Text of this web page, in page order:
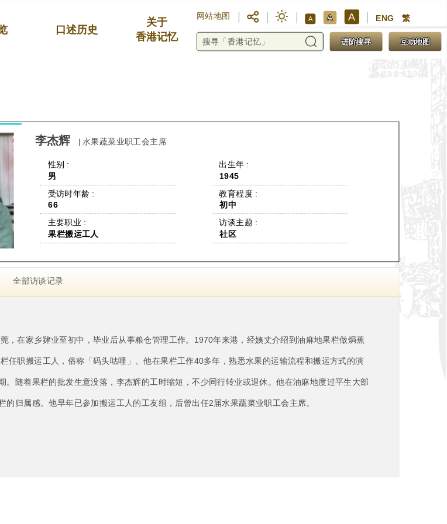
口述历史
关于
香港记忆
网站地图 A A A ENG 繁
进阶搜寻 互动地图
李杰辉 | 水果蔬菜业职工会主席
性别 :
男
受访时年龄 :
66
主要职业 :
果栏搬运工人
出生年 :
1945
教育程度 :
初中
访谈主题 :
社区
全部访谈记录
，在家乡肄业至初中，毕业后从事粮仓管理工作。1970年来港，经姨丈介绍到油麻地果栏做焗蕉
任职搬运工人，俗称「码头咕哩」。他在果栏工作40多年，熟悉水果的运输流程和搬运方式的演
。随着果栏的批发生意没落，李杰辉的工时缩短，不少同行转业或退休。他在油麻地度过平生大部
的归属感。他早年已参加搬运工人的工友组，后曾出任2届水果蔬菜业职工会主席。